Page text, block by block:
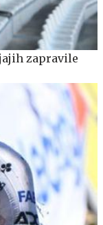
zapravile